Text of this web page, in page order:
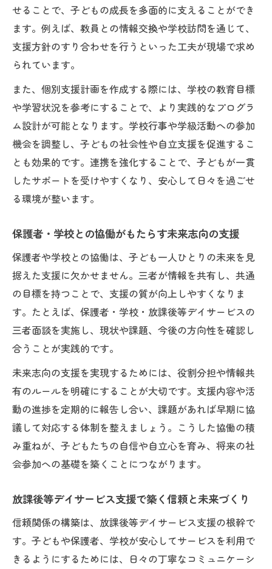
せることで、子どもの成長を多面的に支えることができ
ます。例えば、教員との情報交換や学校訪問を通じて、
支援方針のすり合わせを行うといった工夫が現場で求め
られています。
また、個別支援計画を作成する際には、学校の教育目標
や学習状況を参考にすることで、より実践的なプログラ
ム設計が可能となります。学校行事や学級活動への参加
機会を調整し、子どもの社会性や自立支援を促進するこ
とも効果的です。連携を強化することで、子どもが一貫
したサポートを受けやすくなり、安心して日々を過ごせ
る環境が整います。
保護者・学校との協働がもたらす未来志向の支援
保護者や学校との協働は、子ども一人ひとりの未来を見
据えた支援に欠かせません。三者が情報を共有し、共通
の目標を持つことで、支援の質が向上しやすくなりま
す。たとえば、保護者・学校・放課後等デイサービスの
三者面談を実施し、現状や課題、今後の方向性を確認し
合うことが実践的です。
未来志向の支援を実現するためには、役割分担や情報共
有のルールを明確にすることが大切です。支援内容や活
動の進捗を定期的に報告し合い、課題があれば早期に協
議して対応する体制を整えましょう。こうした協働の積
み重ねが、子どもたちの自信や自立心を育み、将来の社
会参加への基礎を築くことにつながります。
放課後等デイサービス支援で築く信頼と未来づくり
信頼関係の構築は、放課後等デイサービス支援の根幹で
す。子どもや保護者、学校が安心してサービスを利用で
きるようにするためには、日々の丁寧なコミュニケーシ